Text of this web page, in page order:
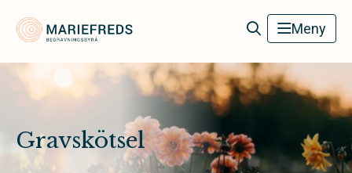
Mariefreds Begravningsbyrå Meny
Gravskötsel